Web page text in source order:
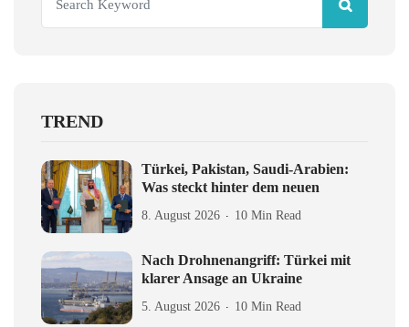
TREND
Türkei, Pakistan, Saudi-Arabien:
Was steckt hinter dem neuen
8. August 2026 10 Min Read
Nach Drohnenangriff: Türkei mit
klarer Ansage an Ukraine
5. August 2026 10 Min Read